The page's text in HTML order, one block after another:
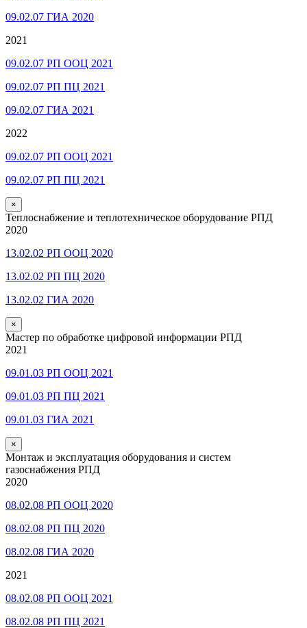
09.02.07 ГИА 2020
2021
09.02.07 РП ООЦ 2021
09.02.07 РП ПЦ 2021
09.02.07 ГИА 2021
2022
09.02.07 РП ООЦ 2021
09.02.07 РП ПЦ 2021
×
Теплоснабжение и теплотехническое оборудование РПД
2020
13.02.02 РП ООЦ 2020
13.02.02 РП ПЦ 2020
13.02.02 ГИА 2020
×
Мастер по обработке цифровой информации РПД
2021
09.01.03 РП ООЦ 2021
09.01.03 РП ПЦ 2021
09.01.03 ГИА 2021
×
Монтаж и эксплуатация оборудования и систем
газоснабжения РПД
2020
08.02.08 РП ООЦ 2020
08.02.08 РП ПЦ 2020
08.02.08 ГИА 2020
2021
08.02.08 РП ООЦ 2021
08.02.08 РП ПЦ 2021